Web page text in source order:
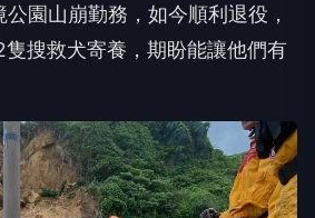
園山崩勤務，如今順利退役，
搜救犬寄養，期盼能讓他們有